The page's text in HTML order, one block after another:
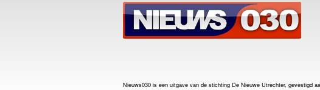
Nieuws030 is een uitgave van de stichting De Nieuwe Utrechter, gevestigd